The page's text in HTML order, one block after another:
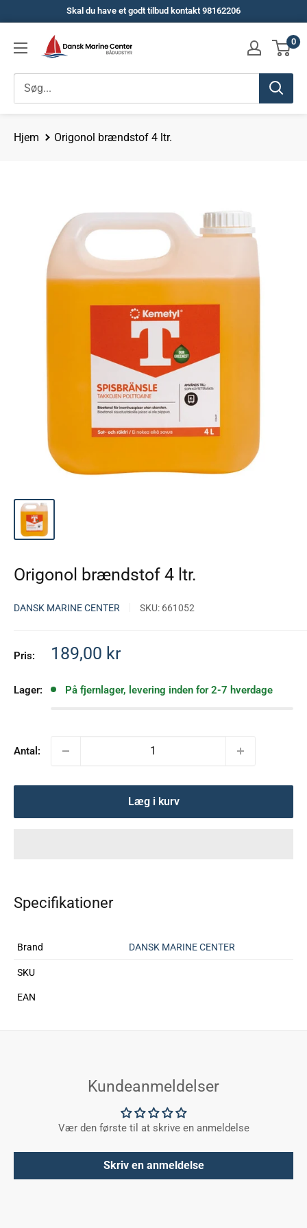
indhold
Skal du have et godt tilbud kontakt 98162206
Dansk
Marine
0
Hjem Origonol brændstof 4 ltr.
Origonol brændstof 4 ltr.
DANSK MARINE CENTER SKU: 661052
Pris: Salgspris
189,00 kr
Lager: På fjernlager, levering inden for 2-7 hverdage
Antal:
Læg i kurv
Specifikationer
Brand DANSK MARINE CENTER
SKU
EAN
Kundeanmeldelser
Vær den første til at skrive en anmeldelse
Skriv en anmeldelse